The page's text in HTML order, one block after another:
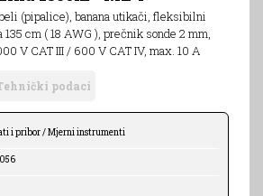
(pipalice), banana utikači, fleksibilni
cm ( 18 AWG ), prečnik sonde 2 mm,
V CAT III / 600 V CAT IV, max. 10 A
podaci
i pribor / Mjerni instrumenti